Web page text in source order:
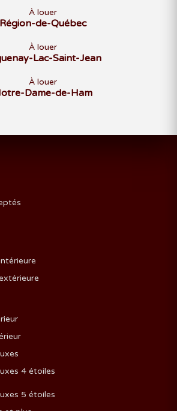
À louer
Région-de-Québec
À louer
Lac-Saint-Jean
À louer
Dame-de-Ham
4 étoiles
5 étoiles